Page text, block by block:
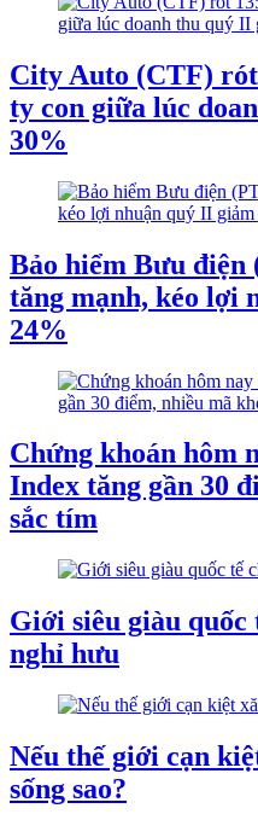
City Auto (CTF)
ty con giữa lúc
30%
Bảo hiểm Bưu
tăng mạnh, kéo lợi
24%
Chứng khoán hôm
Index tăng gần 30
sắc tím
Giới siêu giàu quốc
nghỉ hưu
Nếu thế giới cạn
sống sao?